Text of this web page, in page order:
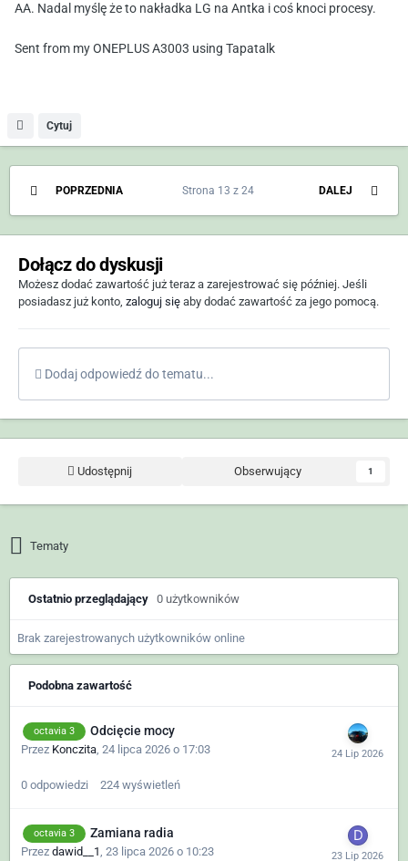
AA. Nadal myślę że to nakładka LG na Antka i coś knoci procesy.
Sent from my ONEPLUS A3003 using Tapatalk
Cytuj
POPRZEDNIA DALEJ
Strona 13 z 24
Dołącz do dyskusji
Możesz dodać zawartość już teraz a zarejestrować się później. Jeśli
posiadasz już konto, zaloguj się aby dodać zawartość za jego pomocą.
Dodaj odpowiedź do tematu...
Udostępnij Obserwujący 1
Tematy
Ostatnio przeglądający 0 użytkowników
Brak zarejestrowanych użytkowników online
Podobna zawartość
octavia 3 Odcięcie mocy
Przez Konczita 24 lipca 2026 o 17:03
0 odpowiedzi 224 wyświetleń
octavia 3 Zamiana radia
Przez dawid__1, 23 lipca 2026 o 10:23